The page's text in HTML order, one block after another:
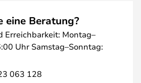
eine Beratung?
Erreichbarkeit: Montag–
Uhr Samstag–Sonntag:
063 128